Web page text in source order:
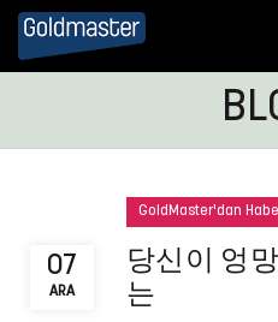
07
ARA
GoldMaster'dan
당신이 엉
는